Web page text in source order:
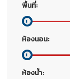
พื้นที่:
ห้องนอน:
ห้องน้ำ: